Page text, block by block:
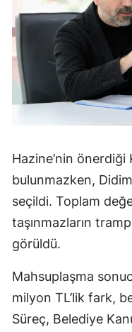
Hazine’nin önerdiği
bulunmazken,
seçildi. Toplam
taşınmazların
görüldü.
Mahsuplaşma
milyon TL’lik fark,
Süreç, Belediye